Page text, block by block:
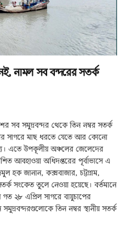
নামল সব বন্দরের সতর্ক
সব সমুদ্রবন্দর থেকে তিন নম্বর সতর্ক
সাগরে মাছ ধরতে যেতে আর কোনো
এতে উপকূলীয় অঞ্চলের জেলেদের
আবহাওয়া অধিদপ্তরের পূর্বাভাসে এ
হক জানান, কক্সবাজার, চট্টগ্রাম,
সংকেত তুলে নেওয়া হয়েছে। বর্তমানে
গত ২৮ এপ্রিল সাগরে বায়ুচাপের
তিন নম্বর স্থানীয় সতর্ক